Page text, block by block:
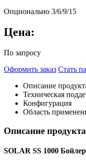
Опционально 3/6/9/15
Цена:
По запросу
Оформить заказ Стать
Описание
Техническая
Конфигурация
Область
Описание продукта
SOLAR SS 1000